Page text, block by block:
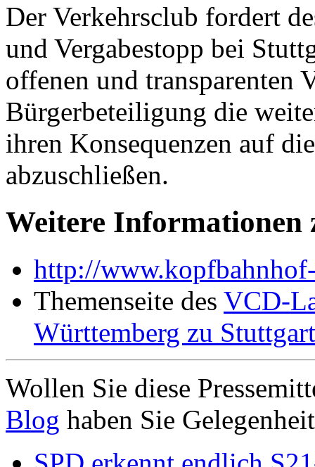
Der Verkehrsclub fordert
und Ver­gabestopp bei
offenen und transparenten
Bürgerbeteiligung die
ihren Konsequenzen auf
abzuschließen.
Weitere Informationen
http://
Themenseite des VCD-
Württemberg zu
Wollen Sie diese
Blog haben Sie